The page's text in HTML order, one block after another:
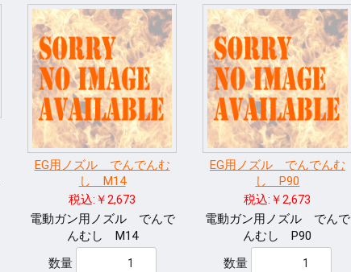
EG用ノズル でんでんむ
し M14
税込:￥2,673
電動ガン用ノズル でんで
んむし M14
数量
EG用ノズル でんでんむ
し P90
税込:￥2,673
電動ガン用ノズル でんで
んむし P90
数量